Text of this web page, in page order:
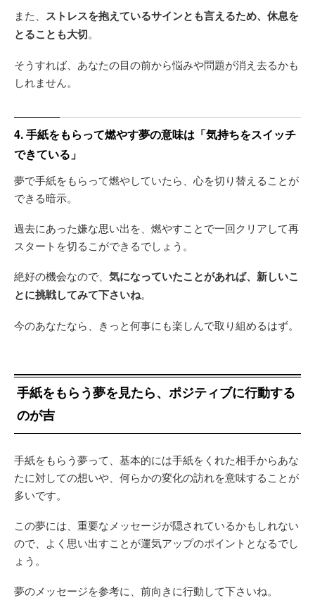
また、 ストレスを抱えているサインとも言えるため、休息を
とることも大切。
そうすれば、あなたの目の前から悩みや問題が消え去るかも
しれません。
4. 手紙をもらって燃やす夢の意味は「気持ちをスイッチ
できている」
夢で手紙をもらって燃やしていたら、心を切り替えることが
できる暗示。
過去にあった嫌な思い出を、燃やすことで一回クリアして再
スタートを切るこができるでしょう。
絶好の機会なので、 気になっていたことがあれば、新しいこ
とに挑戦してみて下さいね。
今のあなたなら、きっと何事にも楽しんで取り組めるはず。
手紙をもらう夢を見たら、ポジティブに行動する
のが吉
手紙をもらう夢って、基本的には手紙をくれた相手からあな
たに対しての想いや、何らかの変化の訪れを意味することが
多いです。
この夢には、重要なメッセージが隠されているかもしれない
ので、よく思い出すことが運気アップのポイントとなるでし
ょう。
夢のメッセージを参考に、前向きに行動して下さいね。